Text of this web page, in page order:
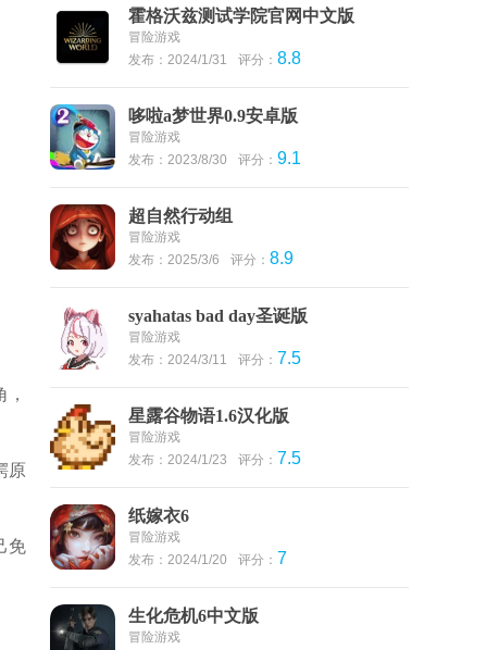
原
免
霍格沃兹测试学院官网中文版
冒险游戏
发布：2024/1/31
评分： 8.8
哆啦a梦世界0.9安卓版
冒险游戏
发布：2023/8/30
评分： 9.1
超自然行动组
冒险游戏
发布：2025/3/6
评分： 8.9
syahatas bad day圣诞版
冒险游戏
发布：2024/3/11
评分： 7.5
星露谷物语1.6汉化版
冒险游戏
发布：2024/1/23
评分： 7.5
纸嫁衣6
冒险游戏
发布：2024/1/20
评分： 7
生化危机6中文版
冒险游戏